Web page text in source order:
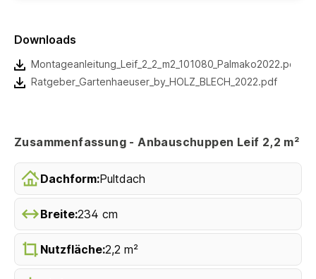
Downloads
Montageanleitung_Leif_2_2_m2_101080_Palmako2022.pdf
Ratgeber_Gartenhaeuser_by_HOLZ_BLECH_2022.pdf
Zusammenfassung - Anbauschuppen Leif 2,2 m²
Dachform:Pultdach
Breite:234 cm
Nutzfläche:2,2 m²